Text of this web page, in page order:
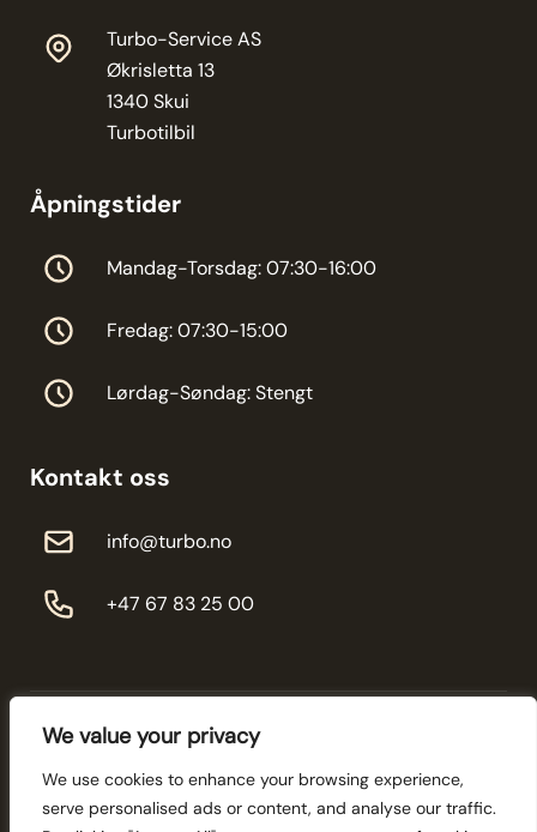
We value your privacy
We use cookies to enhance your browsing experience,
serve personalised ads or content, and analyse our traffic.
Turbo-Service AS
Økrisletta 13
1340 Skui
Turbotilbil
Åpningstider
Mandag-Torsdag: 07:30-16:00
Fredag: 07:30-15:00
Lørdag-Søndag: Stengt
Kontakt oss
info@turbo.no
+47 67 83 25 00
© 2026 Turbo-service - All rights reserved